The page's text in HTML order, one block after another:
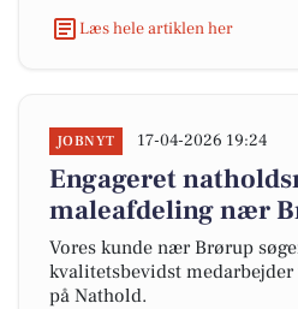
Læs hele artiklen her
JOBNYT 17-04-2026 19:24
Engageret
maleafdeling nær
Vores kunde nær Brørup
kvalitetsbevidst
på Nathold.